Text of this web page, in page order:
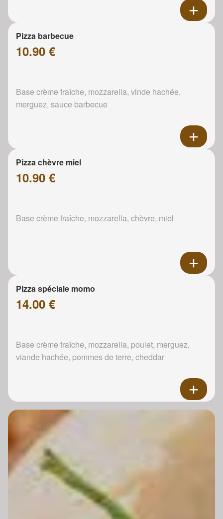
Pizza barbecue
10.90 €
Base crème fraîche, mozzarella, vinde hachée,
merguez, sauce barbecue
Pizza chèvre miel
10.90 €
Base crème fraîche, mozzarella, chèvre, miel
Pizza spéciale momo
14.00 €
Base crème fraîche, mozzarella, poulet, merguez,
viande hachée, pommes de terre, cheddar